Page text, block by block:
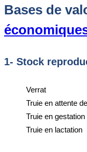
Bases de
1- Stock
Verrat
Truie en attente
Truie en gestation
Truie en lactation